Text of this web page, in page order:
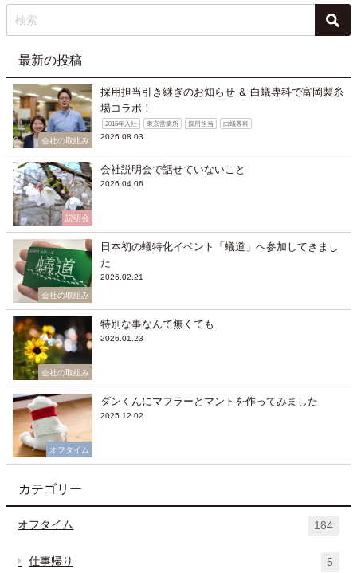
最新の投稿
会社の取組み
採用担当引き継ぎのお知らせ ＆ 白蟻専科で富岡製糸
場コラボ！
2015年入社 東京営業所 採用担当 白蟻専科
2026.08.03
説明会
会社説明会で話せていないこと
2026.04.06
会社の取組み
日本初の蟻特化イベント「蟻道」へ参加してきまし
た
2026.02.21
会社の取組み
特別な事なんて無くても
2026.01.23
オフタイム
ダンくんにマフラーとマントを作ってみました
2025.12.02
カテゴリー
オフタイム 184
仕事帰り 5